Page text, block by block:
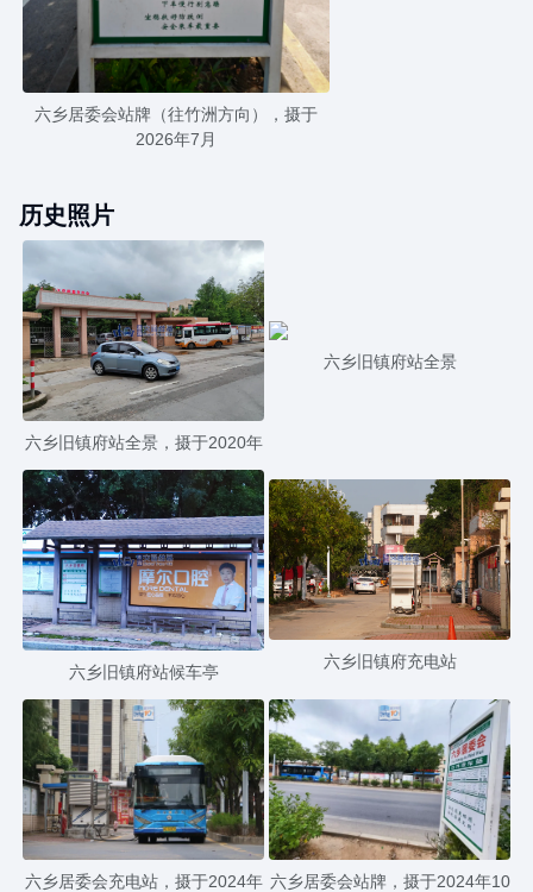
六乡居委会站牌（往竹洲方向），摄于
2026年7月
历史照片
六乡旧镇府站全景，摄于2020年
六乡旧镇府站全景
六乡旧镇府站候车亭
六乡旧镇府充电站
六乡居委会充电站，摄于2024年 六乡居委会站牌，摄于2024年10